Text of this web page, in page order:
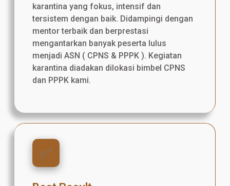
karantina yang fokus, intensif dan
tersistem dengan baik. Didampingi dengan
mentor terbaik dan berprestasi
mengantarkan banyak peserta lulus
menjadi ASN ( CPNS & PPPK ). Kegiatan
karantina diadakan dilokasi bimbel CPNS
dan PPPK kami.
✅️